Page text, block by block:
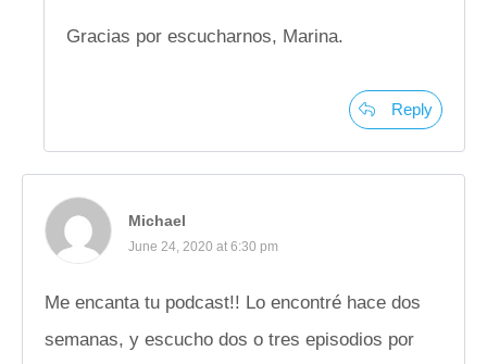
Gracias por escucharnos, Marina.
Reply
Michael
June 24, 2020 at 6:30 pm
Me encanta tu podcast!! Lo encontré hace dos
semanas, y escucho dos o tres episodios por